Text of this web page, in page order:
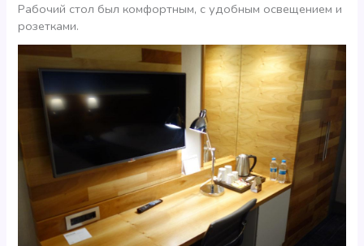
Рабочий стол был комфортным, с удобным освещением и
розетками.